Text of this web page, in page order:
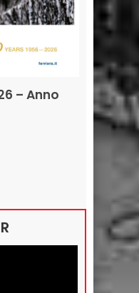
– Anno